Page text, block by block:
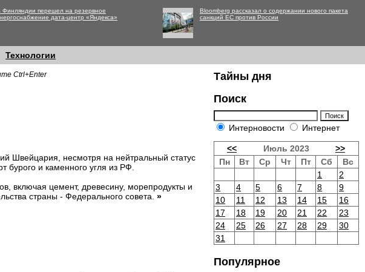
Финляндии перешел на резервное
дата-центр «Яндекса»
Bloomberg рассказал о содержании нового пакета
санкций ЕС против России
Технологии
Ctrl+Enter
Швейцария, несмотря на нейтральный статус
бурого и каменного угля из РФ.
включая цемент, древесину, морепродукты и
страны - Федерального совета. »
Тайны дня
Поиск
Интерновости Интернет
<< Июль 2023
>>
Пн
Вт Ср Чт Пт Сб
Вс
1
2
3
4 5 6 7 8
9
10
11 12 13 14 15
16
17
18 19 20 21 22
23
24
25 26 27 28 29
30
31
Популярное